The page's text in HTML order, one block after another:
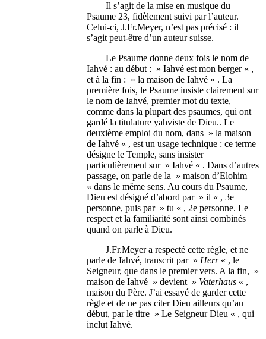
Il s’agit de la mise en musique du
Psaume 23, fidèlement suivi par l’auteur.
Celui-ci, J.Fr.Meyer, n’est pas précisé : il
s’agit peut-être d’un auteur suisse.
Le Psaume donne deux fois le nom de
Iahvé : au début : » Iahvé est mon berger « ,
et à la fin : » la maison de Iahvé « . La
première fois, le Psaume insiste clairement sur
le nom de Iahvé, premier mot du texte,
comme dans la plupart des psaumes, qui ont
gardé la titulature yahviste de Dieu.. Le
deuxième emploi du nom, dans » la maison
de Iahvé « , est un usage technique : ce terme
désigne le Temple, sans insister
particulièrement sur » Iahvé « . Dans d’autres
passage, on parle de la » maison d’Elohim
« dans le même sens. Au cours du Psaume,
Dieu est désigné d’abord par » il « , 3e
personne, puis par » tu « , 2e personne. Le
respect et la familiarité sont ainsi combinés
quand on parle à Dieu.
J.Fr.Meyer a respecté cette règle, et ne
parle de Iahvé, transcrit par » Herr« , le
Seigneur, que dans le premier vers. A la fin, »
maison de Iahvé » devient » Vaterhaus « ,
maison du Père. J’ai essayé de garder cette
règle et de ne pas citer Dieu ailleurs qu’au
début, par le titre » Le Seigneur Dieu « , qui
inclut Iahvé.